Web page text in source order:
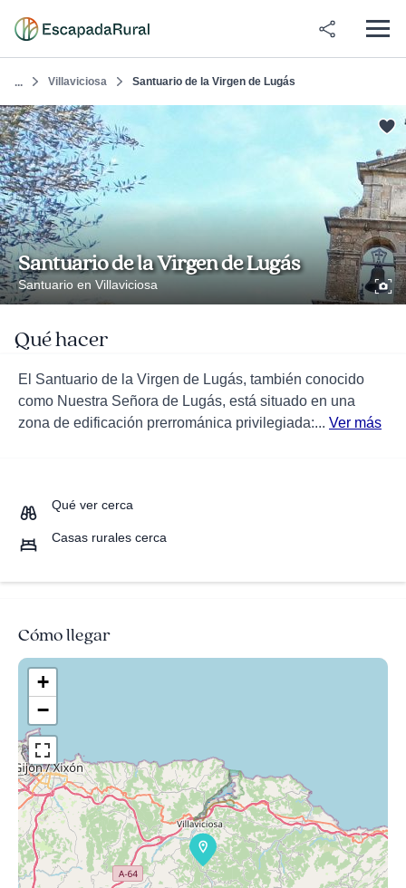
... Villaviciosa Santuario de la Virgen de Lugás
Santuario de la Virgen de Lugás
Santuario en Villaviciosa
Qué hacer
El Santuario de la Virgen de Lugás, también conocido
como Nuestra Señora de Lugás, está situado en una
zona de edificación prerrománica privilegiada:... Ver más
Qué ver cerca
Casas rurales cerca
Cómo llegar
+
−